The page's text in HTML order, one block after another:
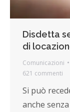
Disdetta
di
Comunicazioni
621 commenti
Si può
anche